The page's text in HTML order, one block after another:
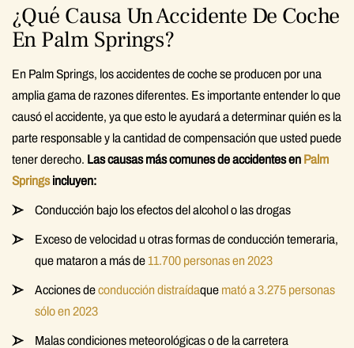
¿Qué Causa Un Accidente De Coche
En Palm Springs?
En Palm Springs, los accidentes de coche se producen por una
amplia gama de razones diferentes. Es importante entender lo que
causó el accidente, ya que esto le ayudará a determinar quién es la
parte responsable y la cantidad de compensación que usted puede
tener derecho. Las causas más comunes de accidentes en Palm
Springsincluyen:
Conducción bajo los efectos del alcohol o las drogas
Exceso de velocidad u otras formas de conducción temeraria,
que mataron a más de 11.700 personas en 2023
Acciones deconducción distraídaque mató a 3.275 personas
sólo en 2023
Malas condiciones meteorológicas o de la carretera